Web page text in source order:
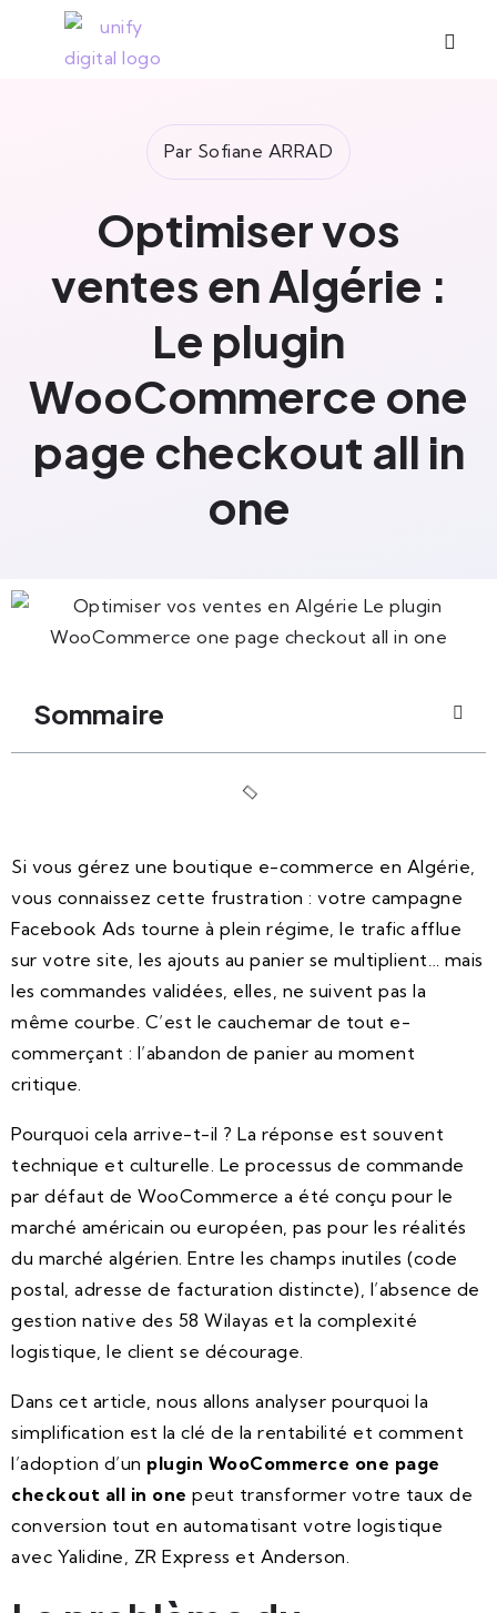
Par Sofiane ARRAD
Optimiser vos
ventes en Algérie :
Le plugin
WooCommerce one
page checkout all in
one
Sommaire
Si vous gérez une boutique e-commerce en Algérie,
vous connaissez cette frustration : votre campagne
Facebook Ads tourne à plein régime, le trafic afflue
sur votre site, les ajouts au panier se multiplient… mais
les commandes validées, elles, ne suivent pas la
même courbe. C’est le cauchemar de tout e-
commerçant : l’abandon de panier au moment
critique.
Pourquoi cela arrive-t-il ? La réponse est souvent
technique et culturelle. Le processus de commande
par défaut de WooCommerce a été conçu pour le
marché américain ou européen, pas pour les réalités
du marché algérien. Entre les champs inutiles (code
postal, adresse de facturation distincte), l’absence de
gestion native des 58 Wilayas et la complexité
logistique, le client se décourage.
Dans cet article, nous allons analyser pourquoi la
simplification est la clé de la rentabilité et comment
l’adoption d’un plugin WooCommerce one page
checkout all in one peut transformer votre taux de
conversion tout en automatisant votre logistique
avec Yalidine, ZR Express et Anderson.